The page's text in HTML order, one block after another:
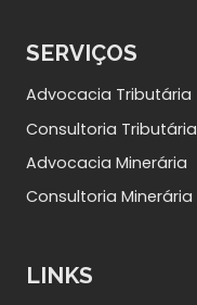
SERVIÇOS
Advocacia Tributária
Consultoria Tributária
Advocacia Minerária
Consultoria Minerária
LINKS